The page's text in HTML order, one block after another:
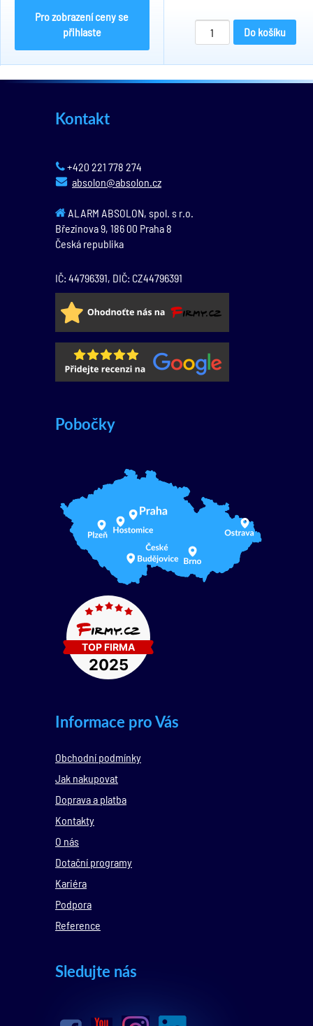
Pro zobrazení ceny se
přihlaste
Do košíku
Kontakt
+420 221 778 274
absolon@absolon.cz
ALARM ABSOLON, spol. s r.o.
Březinova 9, 186 00 Praha 8
Česká republika
IČ: 44796391, DIČ: CZ44796391
Pobočky
Informace pro Vás
Obchodní podmínky
Jak nakupovat
Doprava a platba
Kontakty
O nás
Dotační programy
Kariéra
Podpora
Reference
Sledujte nás